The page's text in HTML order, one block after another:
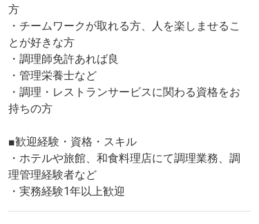
方
・チームワークが取れる方、人を楽しませるこ
とが好きな方
・調理師免許あれば良
・管理栄養士など
・調理・レストランサービスに関わる資格をお
持ちの方
■歓迎経験・資格・スキル
・ホテルや旅館、和食料理店にて調理業務、調
理管理経験者など
・実務経験1年以上歓迎